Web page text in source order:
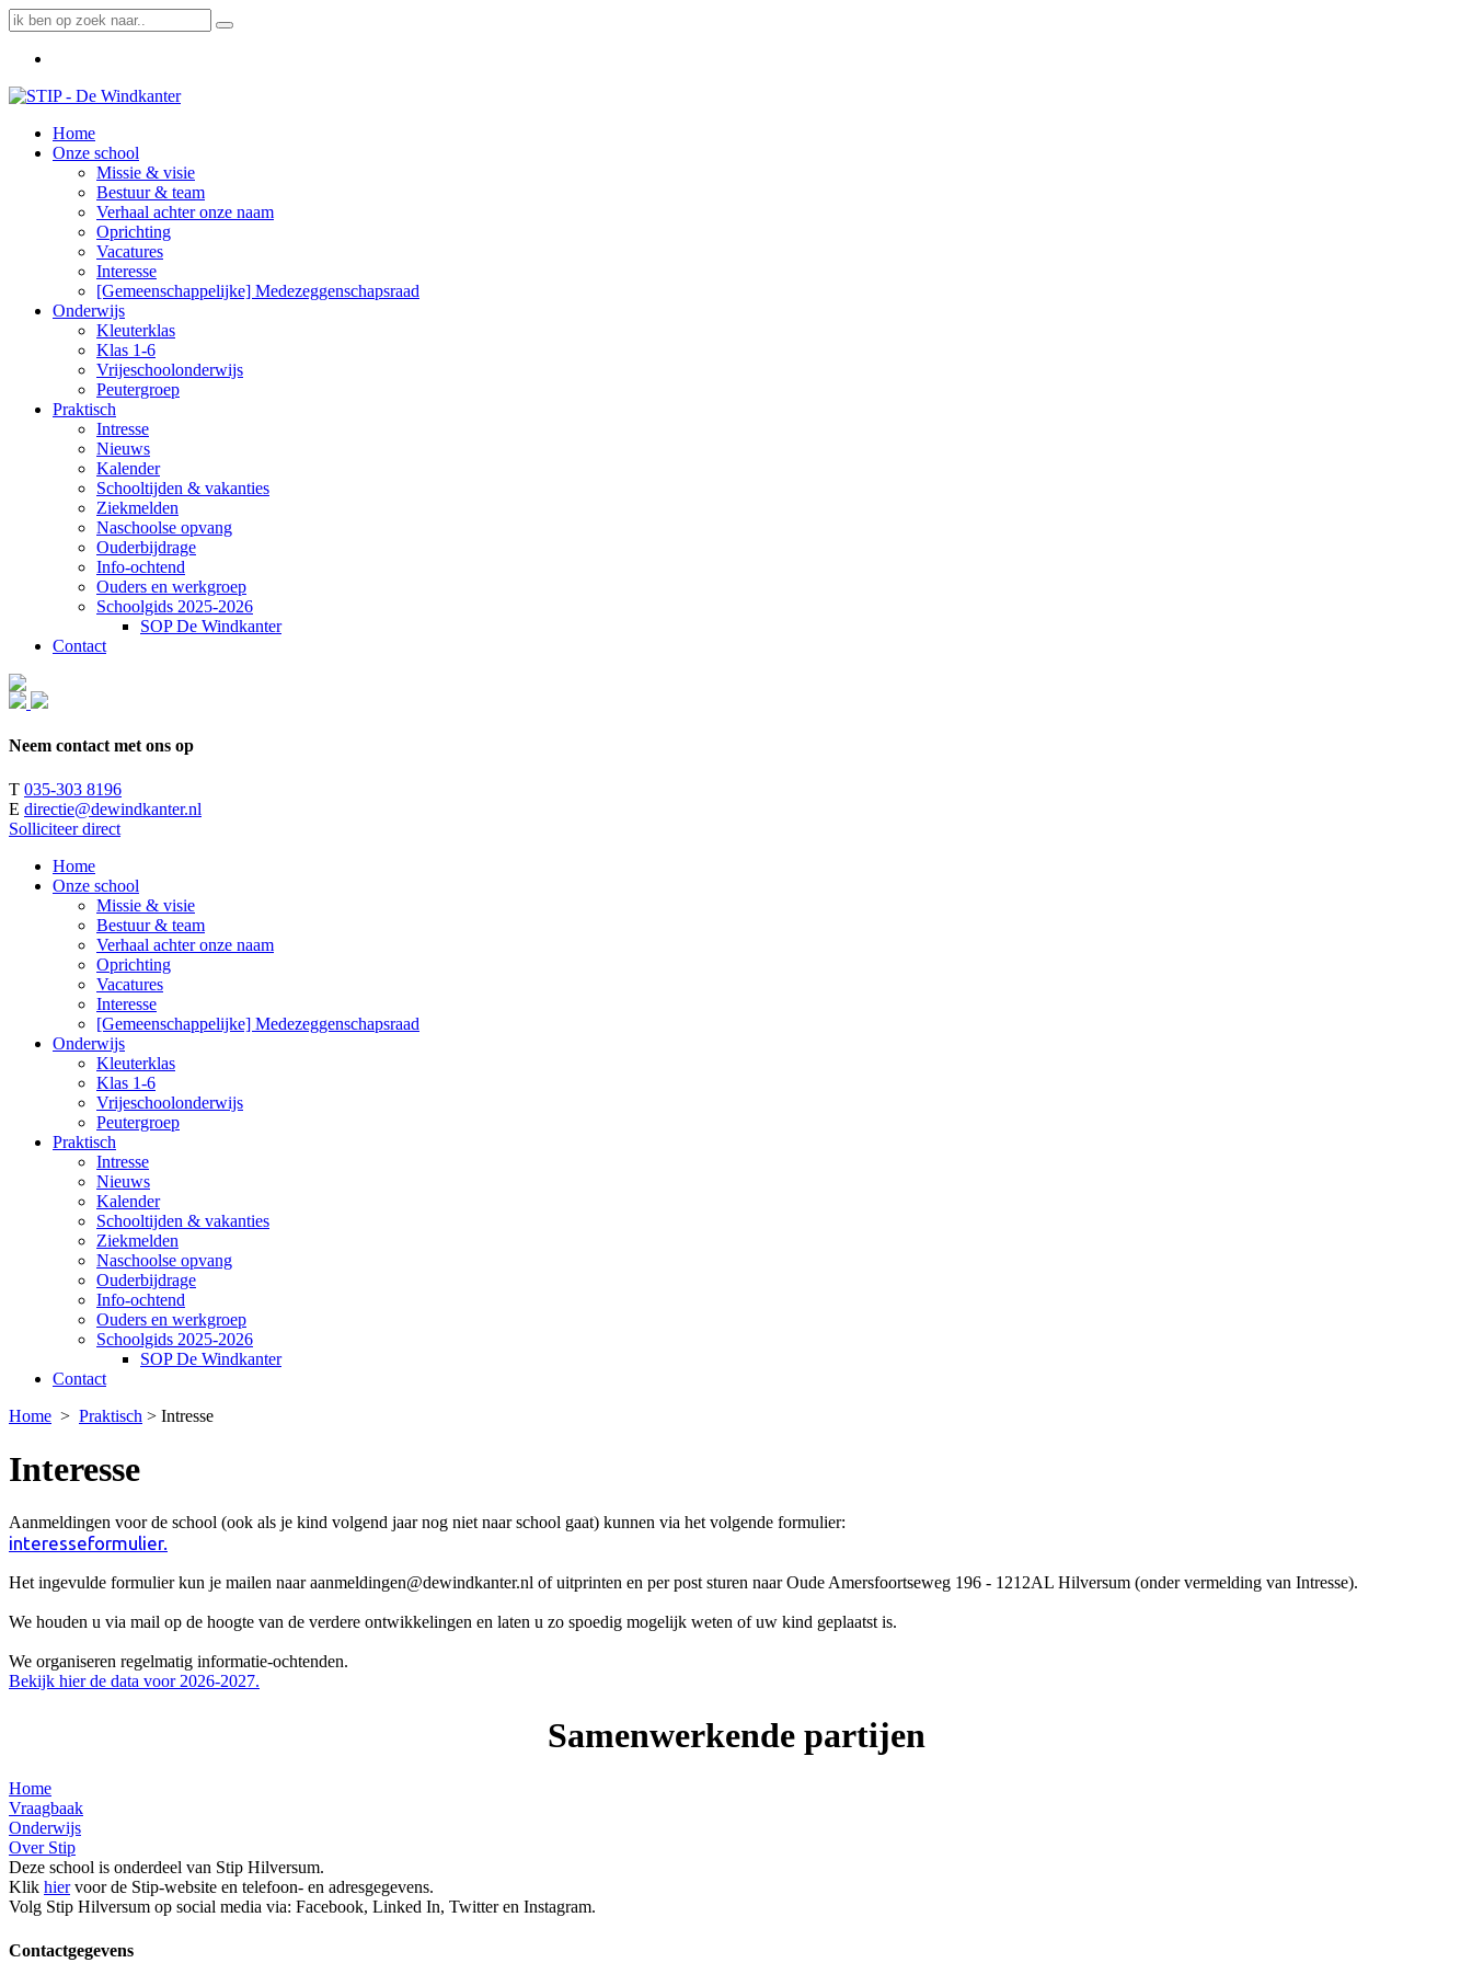
Home
Onze school
Missie & visie
Bestuur & team
Verhaal achter onze naam
Oprichting
Vacatures
Interesse
[Gemeenschappelijke] Medezeggenschapsraad
Onderwijs
Kleuterklas
Klas 1-6
Vrijeschoolonderwijs
Peutergroep
Praktisch
Intresse
Nieuws
Kalender
Schooltijden & vakanties
Ziekmelden
Naschoolse opvang
Ouderbijdrage
Info-ochtend
Ouders en werkgroep
Schoolgids 2025-2026
SOP De Windkanter
Contact
Neem contact met ons op
T 035-303 8196
E directie@dewindkanter.nl
Solliciteer direct
Home
Onze school
Missie & visie
Bestuur & team
Verhaal achter onze naam
Oprichting
Vacatures
Interesse
[Gemeenschappelijke] Medezeggenschapsraad
Onderwijs
Kleuterklas
Klas 1-6
Vrijeschoolonderwijs
Peutergroep
Praktisch
Intresse
Nieuws
Kalender
Schooltijden & vakanties
Ziekmelden
Naschoolse opvang
Ouderbijdrage
Info-ochtend
Ouders en werkgroep
Schoolgids 2025-2026
SOP De Windkanter
Contact
Home > Praktisch > Intresse
Interesse
Aanmeldingen voor de school (ook als je kind volgend jaar nog niet naar school gaat) kunnen via het volgende formulier:
interesseformulier.
Het ingevulde formulier kun je mailen naar aanmeldingen@dewindkanter.nl of uitprinten en per post sturen naar Oude Amersfoortseweg 196 - 1212AL Hilversum (onder vermelding van Intresse).
We houden u via mail op de hoogte van de verdere ontwikkelingen en laten u zo spoedig mogelijk weten of uw kind geplaatst is.
We organiseren regelmatig informatie-ochtenden.
Bekijk hier de data voor 2026-2027.
Samenwerkende partijen
Home
Vraagbaak
Onderwijs
Over Stip
Deze school is onderdeel van Stip Hilversum.
Klik hiervoor de Stip-website en telefoon- en adresgegevens.
Volg Stip Hilversum op social media via: Facebook, Linked In, Twitter en Instagram.
Contactgegevens